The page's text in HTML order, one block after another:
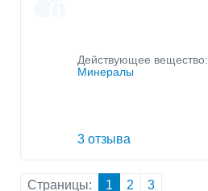
Действующее вещество:
Минералы
3 отзыва
Страницы: 1 2 3